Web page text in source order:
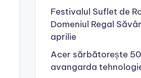
Festivalul Suflet de
Domeniul Regal
aprilie
Acer sărbătorește
avangarda